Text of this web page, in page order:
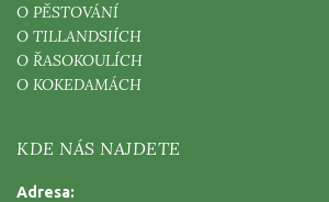
O PĚSTOVÁNÍ
O TILLANDSIÍCH
O ŘASOKOULÍCH
O KOKEDAMÁCH
KDE NÁS NAJDETE
Adresa: